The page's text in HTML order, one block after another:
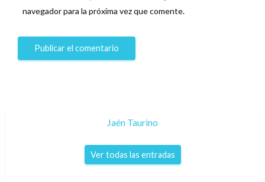
navegador para la próxima vez que comente.
Jaén Taurino
Ver todas las entradas